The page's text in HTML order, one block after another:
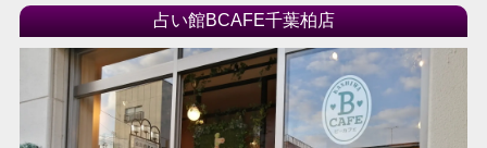
占い館BCAFE千葉柏店